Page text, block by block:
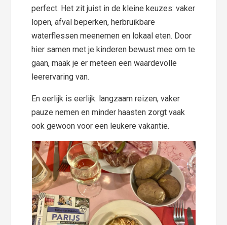
perfect. Het zit juist in de kleine keuzes: vaker
lopen, afval beperken, herbruikbare
waterflessen meenemen en lokaal eten. Door
hier samen met je kinderen bewust mee om te
gaan, maak je er meteen een waardevolle
leerervaring van.
En eerlijk is eerlijk: langzaam reizen, vaker
pauze nemen en minder haasten zorgt vaak
ook gewoon voor een leukere vakantie.